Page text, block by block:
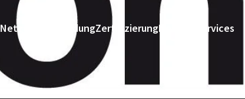
Netzwerk AusbildungZertifizierungNews & Services